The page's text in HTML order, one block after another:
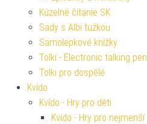
Kúzelné čítanie SK
Sady s Albi tužkou
Samolepkové knížky
Tolki - Electronic talking pen
Tolki pro dospělé
Kvído
Kvído - Hry pro děti
Kvído - Hry pro nejmenší